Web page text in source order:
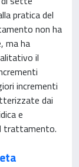
pratica del
non ha
ma ha
il
incrementi
dai
e
trattamento.